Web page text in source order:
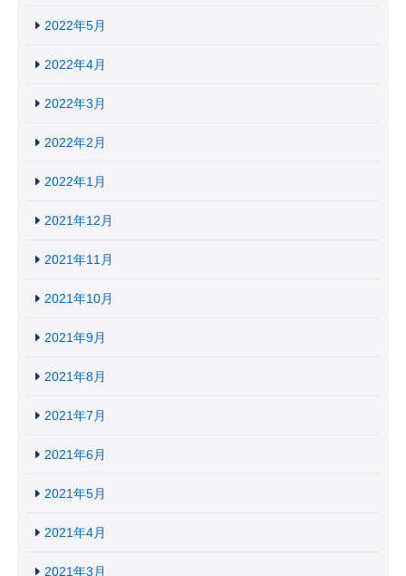
2022年5月
2022年4月
2022年3月
2022年2月
2022年1月
2021年12月
2021年11月
2021年10月
2021年9月
2021年8月
2021年7月
2021年6月
2021年5月
2021年4月
2021年3月